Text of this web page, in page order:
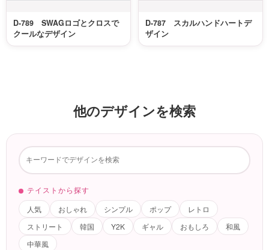
D-789 SWAGロゴとクロスで
クールなデザイン
D-787 スカルハンドハートデ
ザイン
他のデザインを検索
テイストから探す
人気
おしゃれ シンプル ポップ
レトロ
ストリート
韓国 Y2K ギャル おもしろ
和風
中華風